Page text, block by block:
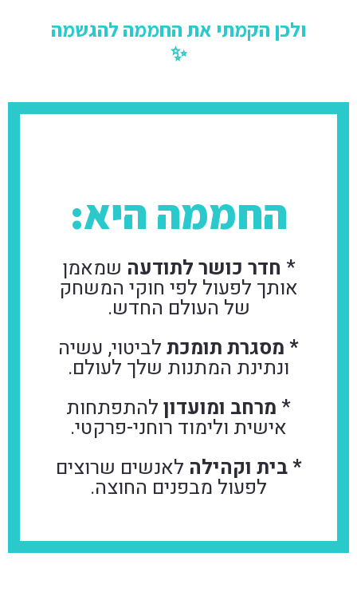
ולכן הקמתי את החממה להגשמה
✨
החממה היא:
*חדר כושר לתודעהשמאמן
אותך לפעול לפי חוקי המשחק
של העולם החדש.
* מסגרת תומכתלביטוי, עשיה
ונתינת המתנות שלך לעולם.
*מרחב ומועדוןלהתפתחות
אישית ולימוד רוחני-פרקטי.
* בית וקהילהלאנשים שרוצים
לפעול מבפנים החוצה.